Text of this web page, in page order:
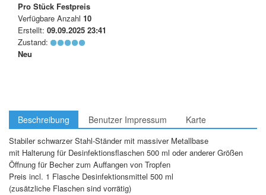
Pro Stück Festpreis
Verfügbare Anzahl 10
Erstellt: 09.09.2025 23:41
Zustand:
Neu
Beschreibung Benutzer Impressum Karte
Stabiler schwarzer Stahl-Ständer mit massiver Metallbase
mit Halterung für Desinfektionsflaschen 500 ml oder anderer Größen
Öffnung für Becher zum Auffangen von Tropfen
Preis incl. 1 Flasche Desinfektionsmittel 500 ml
(zusätzliche Flaschen sind vorrätig)